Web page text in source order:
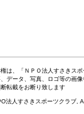
は、「ＮＰＯ法人すさきス
データ、写真、ロゴ等の画
転載をお断り致します
法人すさきスポーツクラブ,